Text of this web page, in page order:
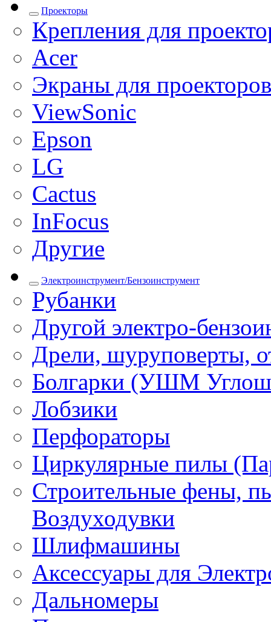
Проекторы
Крепления для
Acer
Экраны для проекторов
ViewSonic
Epson
LG
Cactus
InFocus
Другие
Электроинструмент/Бензоинструмент
Рубанки
Другой электро-
Дрели, шуруповерты,
Болгарки (УШМ
Лобзики
Перфораторы
Циркулярные пилы
Строительные фены,
Воздуходувки
Шлифмашины
Аксессуары для
Дальномеры